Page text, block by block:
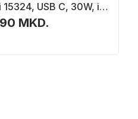
15324, USB C, 30W, i
MKD.